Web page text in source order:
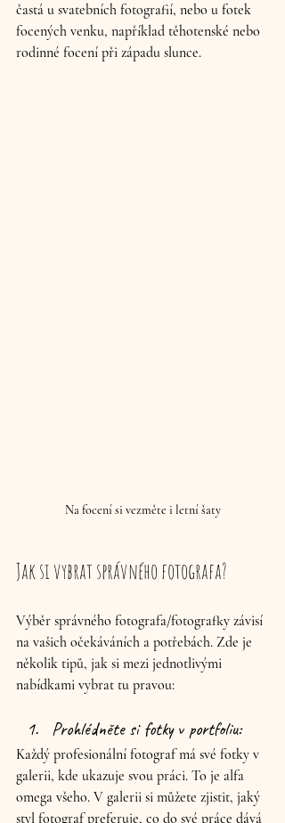
častá u svatebních fotografií, nebo u fotek
focených venku, například těhotenské nebo
rodinné focení při západu slunce.
Na focení si vezměte i letní šaty
Jak si vybrat správného fotografa?
Výběr správného fotografa/fotografky závisí
na vašich očekáváních a potřebách. Zde je
několik tipů, jak si mezi jednotlivými
nabídkami vybrat tu pravou:
Prohlédněte si fotky v portfoliu:
Každý profesionální fotograf má své fotky v
galerii, kde ukazuje svou práci. To je alfa
omega všeho. V galerii si můžete zjistit, jaký
styl fotograf preferuje, co do své práce dává